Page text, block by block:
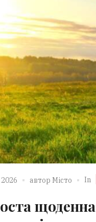
автор Місто In